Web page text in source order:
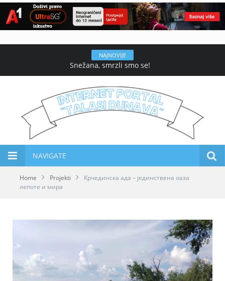
NAJNOVIJE
Snežana, smrzli smo se!
NAVIGATE
Home Projekti
Крчединска ада – јединствена оаза
лепоте и мира